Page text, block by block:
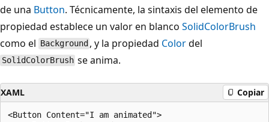
de una Button. Técnicamente, la sintaxis del elemento de
propiedad establece un valor en blanco SolidColorBrush
como el Background , y la propiedad Colordel
SolidColorBrush se anima.
XAML Copiar
<Button Content="I am animated">